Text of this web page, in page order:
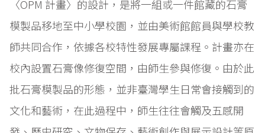
〈OPM 計畫〉的設計，是將一組或一件館藏的石膏
模製品移地至中小學校園，並由美術館館員與學校教
師共同合作，依據各校特性發展專屬課程。計畫亦在
校內設置石膏像修復空間，由師生參與修復。由於此
批石膏模製品的形態，並非臺灣學生日常會接觸到的
文化和藝術，在此過程中，師生往往會觸及五感開